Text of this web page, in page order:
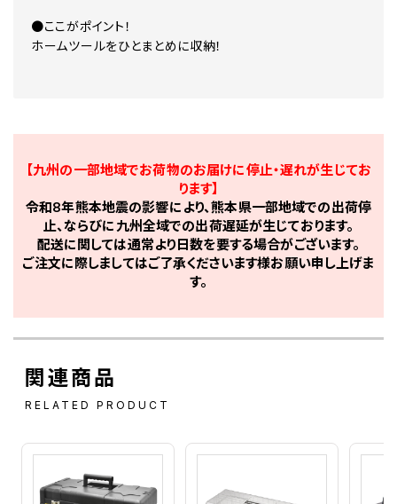
●ここがポイント！
ホームツールをひとまとめに収納！
【九州の一部地域でお荷物のお届けに停止・遅れが生じてお
ります】
令和8年熊本地震の影響により、熊本県一部地域での出荷停
止、ならびに九州全域での出荷遅延が生じております。
配送に関しては通常より日数を要する場合がございます。
ご注文に際しましてはご了承くださいます様お願い申し上げま
す。
関連商品
RELATED PRODUCT